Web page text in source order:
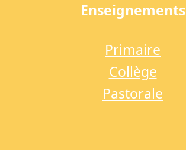
Enseignements
Primaire
Collège
Pastorale